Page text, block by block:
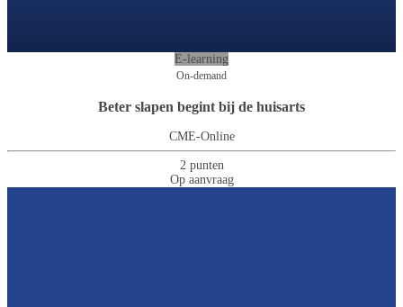
E-learning
On-demand
Beter slapen begint bij de huisarts
CME-Online
2 punten
Op aanvraag